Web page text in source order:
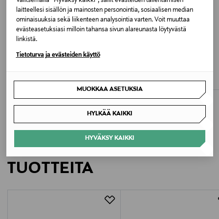
laitteellesi sisällön ja mainosten personointia, sosiaalisen median
ominaisuuksia sekä liikenteen analysointia varten. Voit muuttaa
evästeasetuksiasi milloin tahansa sivun alareunasta löytyvästä
linkistä.
Tietoturva ja evästeiden käyttö
MUOKKAA ASETUKSIA
HYLKÄÄ KAIKKI
HYVÄKSY KAIKKI
28 NOUGAT
Valmistusmaa
Vietnam
Vagabond Shoemaker
Vagabond Shoemakers R1 AB, Birger Svenssons Väg
ALE –40%
Discounted Price
83,40 € Original Price
140,00 €
Original Price
114,95 €
LISÄÄ KIINNOSTAVIA
TUOTTEITA